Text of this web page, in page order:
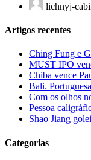
lichnyj-
Artigos recentes
Ching Fung e
MUST IPO
Chiba vence
Bali.
Com os olhos
Pessoa
Shao Jiang
Categorias